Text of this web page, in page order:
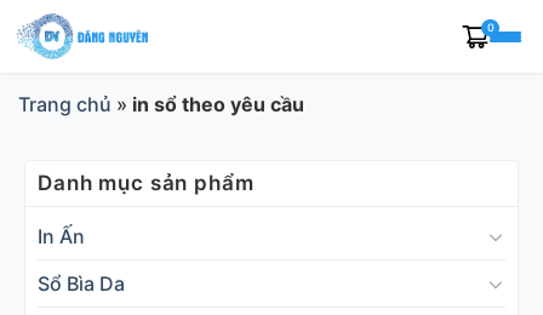
Skip
to
0
Trang chủ » in sổ theo yêu cầu
Danh mục sản phẩm
In Ấn
Sổ Bìa Da